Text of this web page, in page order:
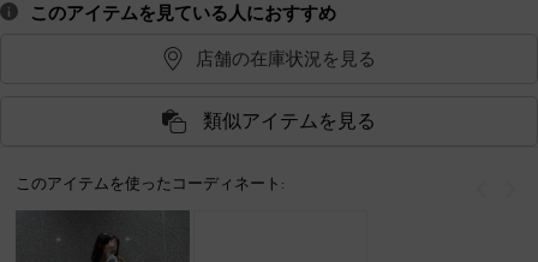
このアイテムを見ている人におすすめ
店舗の在庫状況を見る
類似アイテムを見る
このアイテムを使ったコーディネート: